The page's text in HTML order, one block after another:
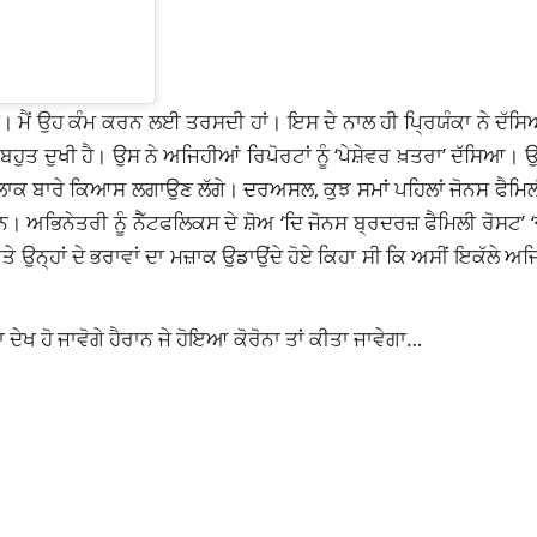
ਮੈਂ ਉਹ ਕੰਮ ਕਰਨ ਲਈ ਤਰਸਦੀ ਹਾਂ। ਇਸ ਦੇ ਨਾਲ ਹੀ ਪ੍ਰਿਯੰਕਾ ਨੇ
ਦੁਖੀ ਹੈ। ਉਸ ਨੇ ਅਜਿਹੀਆਂ ਰਿਪੋਰਟਾਂ ਨੂੰ ‘ਪੇਸ਼ੇਵਰ ਖ਼ਤਰਾ’ ਦੱਸਿਆ।
ਬਾਰੇ ਕਿਆਸ ਲਗਾਉਣ ਲੱਗੇ। ਦਰਅਸਲ, ਕੁਝ ਸਮਾਂ ਪਹਿਲਾਂ ਜੋਨਸ
ਅਭਿਨੇਤਰੀ ਨੂੰ ਨੈੱਟਫਲਿਕਸ ਦੇ ਸ਼ੋਅ ‘ਦਿ ਜੋਨਸ ਬ੍ਰਦਰਜ਼ ਫੈਮਿਲੀ ਰੋਸਟ’
ਦੇ ਭਰਾਵਾਂ ਦਾ ਮਜ਼ਾਕ ਉਡਾਉਂਦੇ ਹੋਏ ਕਿਹਾ ਸੀ ਕਿ ਅਸੀਂ ਇਕੱਲੇ
ਹੋ ਜਾਵੋਗੇ ਹੈਰਾਨ ਜੇ ਹੋਇਆ ਕੋਰੋਨਾ ਤਾਂ ਕੀਤਾ ਜਾਵੇਗਾ…